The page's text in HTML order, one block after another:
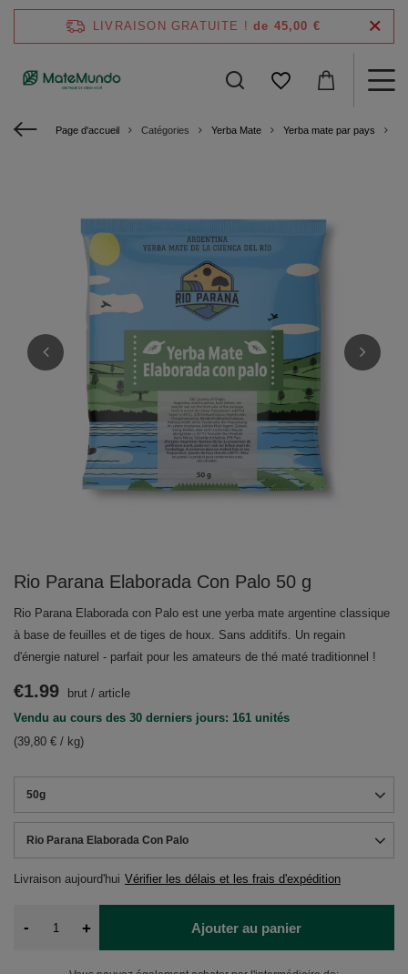
LIVRAISON GRATUITE ! de 45,00 €
Page d'accueil Catégories Yerba Mate Yerba mate par pays
Rio Parana Elaborada Con Palo 50 g
Rio Parana Elaborada con Palo est une yerba mate argentine classique
à base de feuilles et de tiges de houx. Sans additifs. Un regain
d'énergie naturel - parfait pour les amateurs de thé maté traditionnel !
50g
Rio Parana Elaborada Con Palo
Livraison aujourd'hui Vérifier les délais et les frais d'expédition
€1.99 brut / article
Vendu au cours des 30 derniers jours: 161 unités
(39,80 € / kg)
- + Ajouter au panier